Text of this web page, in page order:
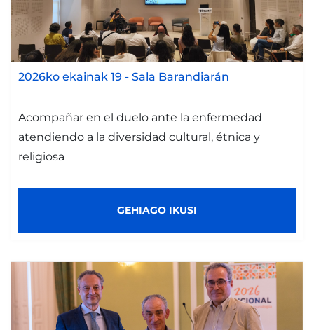
2026ko ekainak 19 - Sala Barandiarán
Acompañar en el duelo ante la enfermedad
atendiendo a la diversidad cultural, étnica y
religiosa
GEHIAGO IKUSI